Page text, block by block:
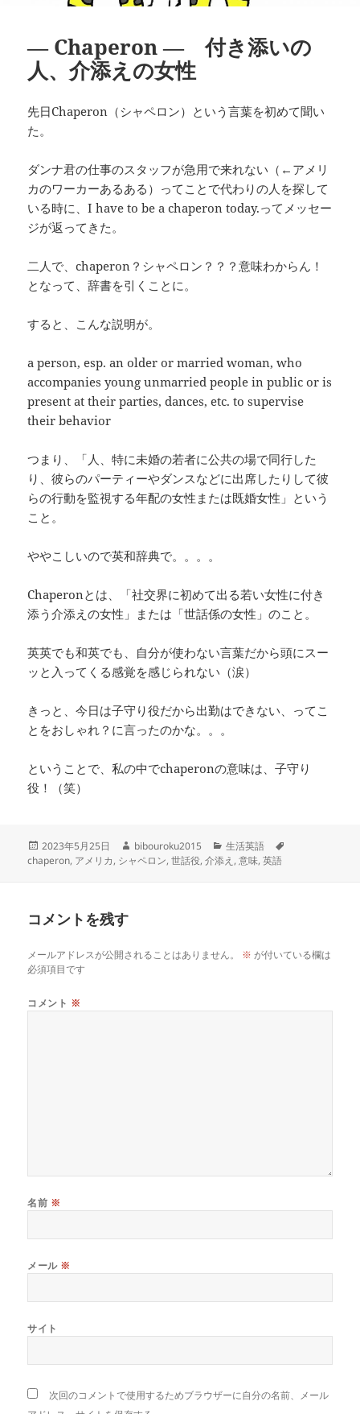
― Chaperon ― 付き添いの
人、介添えの女性
先日Chaperon（シャペロン）という言葉を初めて聞い
た。
ダンナ君の仕事のスタッフが急用で来れない（←アメリ
カのワーカーあるある）ってことで代わりの人を探して
いる時に、I have to be a chaperon today.ってメッセー
ジが返ってきた。
二人で、chaperon？シャペロン？？？意味わからん！
となって、辞書を引くことに。
すると、こんな説明が。
a person, esp. an older or married woman, who
accompanies young unmarried people in public or is
present at their parties, dances, etc. to supervise
their behavior
つまり、「人、特に未婚の若者に公共の場で同行した
り、彼らのパーティーやダンスなどに出席したりして彼
らの行動を監視する年配の女性または既婚女性」という
こと。
ややこしいので英和辞典で。。。。
Chaperonとは、「社交界に初めて出る若い女性に付き
添う介添えの女性」または「世話係の女性」のこと。
英英でも和英でも、自分が使わない言葉だから頭にスー
ッと入ってくる感覚を感じられない（涙）
きっと、今日は子守り役だから出勤はできない、ってこ
とをおしゃれ？に言ったのかな。。。
ということで、私の中でchaperonの意味は、子守り
役！（笑）
投
稿
2023年5月25日
作
成
bibouroku2015
カ
テ
生活英語
chaperon, アメリカ, シャペロン,世話役,介添え ,意味,英語
コメントを残す
メールアドレスが公開されることはありません。 ※ が付いている欄は
必須項目です
コメント ※
名前 ※
メール ※
サイト
次回のコメントで使用するためブラウザーに自分の名前、メール